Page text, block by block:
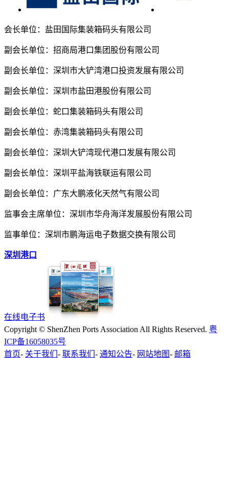
会长单位：盐田国际集装箱码头有限公司
副会长单位：招商局港口集团股份有限公司
副会长单位：深圳市大铲湾港口投资发展有限公司
副会长单位：深圳市盐田港股份有限公司
副会长单位：蛇口集装箱码头有限公司
副会长单位：赤湾集装箱码头有限公司
副会长单位：深圳大铲湾现代港口发展有限公司
副会长单位：深圳平盐海铁联运有限公司
副会长单位：广东大鹏液化天然气有限公司
监事会主席单位：深圳市华舟海洋发展股份有限公司
监事单位：深圳市鹏海运电子数据交换有限公司
深圳港口
在线电子书
Copyright © ShenZhen Ports Association All Rights Reserved. 粤
ICP备16058035号
首页- 关于我们 - 联系我们 - 通知公告- 网站地图- 邮箱